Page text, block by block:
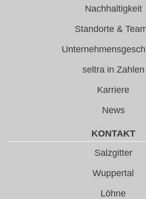
Nachhaltigkeit
Standorte &
seltra in Zahlen
Karriere
News
KONTAKT
Salzgitter
Wuppertal
Löhne